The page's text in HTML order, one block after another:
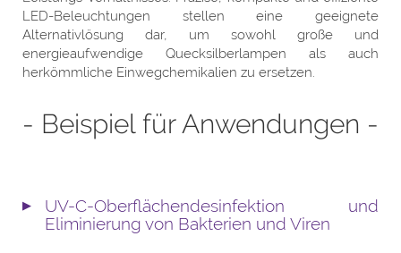
LED-Beleuchtungen stellen eine geeignete
Alternativlösung dar, um sowohl große und
energieaufwendige Quecksilberlampen als auch
herkömmliche Einwegchemikalien zu ersetzen.
- Beispiel für Anwendungen -
UV-C-Oberflächendesinfektion und
Eliminierung von Bakterien und Viren